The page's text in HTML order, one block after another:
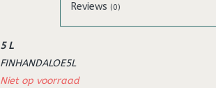
Reviews (0)
5 L
FINHANDALOE5L
Niet op voorraad